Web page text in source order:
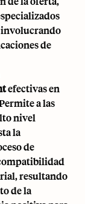
involucrando
de
efectivas en
a las
nivel
la
de
resultando
de la